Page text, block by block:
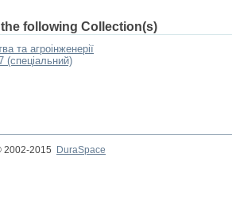
following Collection(s)
та агроінженерії
2002-2015
DuraSpace